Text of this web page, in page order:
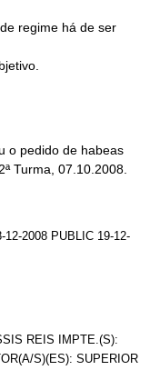
o pedido de habeas
Turma, 07.10.2008.
12-2008 PUBLIC 19-12-
REIS IMPTE.(S):
S)(ES): SUPERIOR